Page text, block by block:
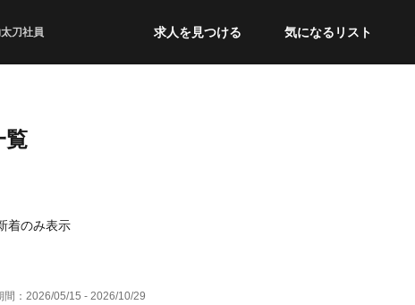
刀社員 求人を見つける 気になるリスト
覧
着のみ表示
： 2026/05/15 - 2026/10/29